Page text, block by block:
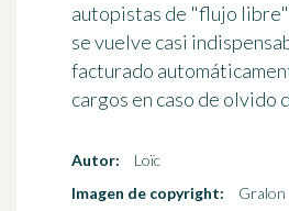
autopistas de "flujo
se vuelve casi
facturado
cargos en caso de olvido
Autor:
Loïc
Imagen de copyright:
Gralon